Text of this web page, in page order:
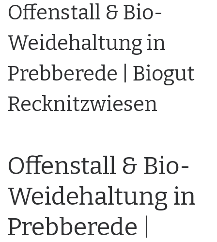
Offenstall & Bio-
Weidehaltung in
Prebberede | Biogut
Recknitzwiesen
Offenstall & Bio-
Weidehaltung in
Prebberede |